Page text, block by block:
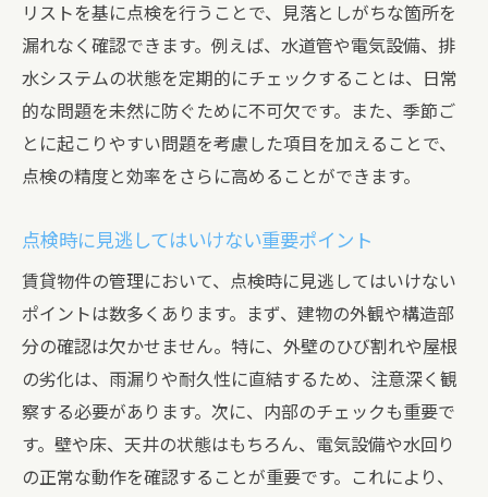
トラブル対応のスピードアップ術
問題解決の優先順位とその理由
迅速な対応を可能にする体制づくり
法律に基づいた管理体制が賃貸物件の価値を保
法律遵守の重要性とその影響
契約書の見直しと更新のポイント
賃貸経営における法的知識の必要性
管理体制を整えるための法的アドバイス
法改正に対応するための情報収集法
賃貸物件の管理で収益を最大化する方法を解説
リストを基に点検を行うことで、見落としがちな箇所を
漏れなく確認できます。例えば、水道管や電気設備、排
水システムの状態を定期的にチェックすることは、日常
的な問題を未然に防ぐために不可欠です。また、季節ご
とに起こりやすい問題を考慮した項目を加えることで、
点検の精度と効率をさらに高めることができます。
点検時に見逃してはいけない重要ポイント
賃貸物件の管理において、点検時に見逃してはいけない
ポイントは数多くあります。まず、建物の外観や構造部
分の確認は欠かせません。特に、外壁のひび割れや屋根
の劣化は、雨漏りや耐久性に直結するため、注意深く観
察する必要があります。次に、内部のチェックも重要で
す。壁や床、天井の状態はもちろん、電気設備や水回り
の正常な動作を確認することが重要です。これにより、